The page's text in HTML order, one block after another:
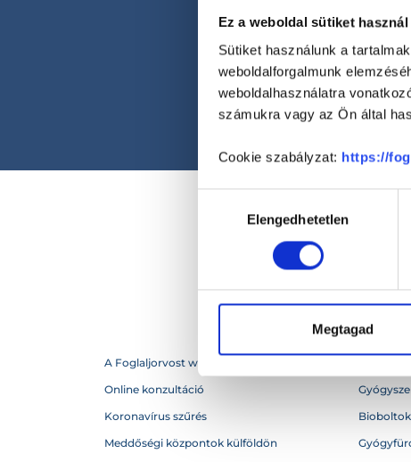
Ez a weboldal sütiket használ
Sütiket használunk a
weboldalforgalmunk
weboldalhasználatra
számukra vagy az Ön által
Cookie szabályzat: https://
kiválasztásaElengedhetetlen
Megtagad
A Foglaljorvost webhelytérképe
Online konzultáció
Koronavírus szűrés
Meddőségi központok külföldön